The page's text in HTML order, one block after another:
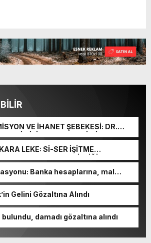
VE İHANET ŞEBEKESİ: DR.
SEMİH İŞİTME MERKEZİ’NİN SGK
LEKE: Sİ-SER İŞİTME
MODERN UMUT TACİRLİĞİ
Banka hesaplarına, mal
Gelini Gözaltına Alındı
bulundu, damadı gözaltına alındı